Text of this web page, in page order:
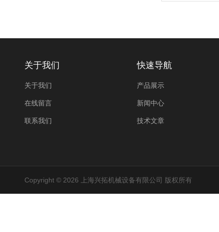
关于我们
关于我们
在线留言
联系我们
快速导航
产品展示
新闻中心
技术文章
Copyright © 2026 上海兴拓机械设备有限公司 版权所有